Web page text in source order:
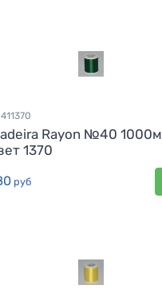
Rayon №40 1000м
1370
руб